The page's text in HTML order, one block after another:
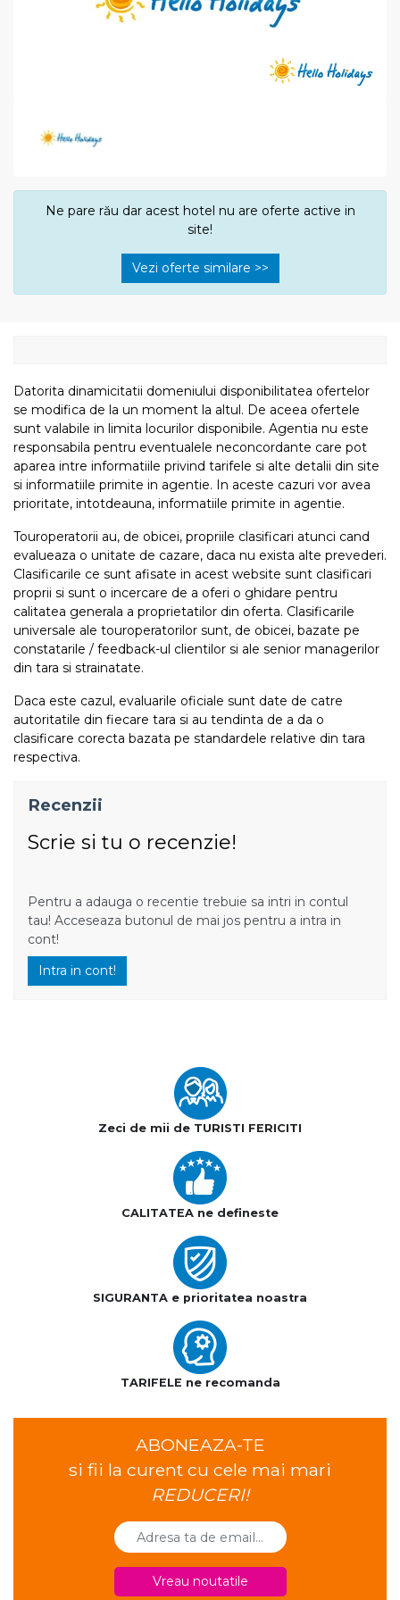
Ne pare rău dar acest hotel nu are oferte active in
site!
Vezi oferte similare >>
Datorita dinamicitatii domeniului disponibilitatea ofertelor
se modifica de la un moment la altul. De aceea ofertele
sunt valabile in limita locurilor disponibile. Agentia nu este
responsabila pentru eventualele neconcordante care pot
aparea intre informatiile privind tarifele si alte detalii din site
si informatiile primite in agentie. In aceste cazuri vor avea
prioritate, intotdeauna, informatiile primite in agentie.
Touroperatorii au, de obicei, propriile clasificari atunci cand
evalueaza o unitate de cazare, daca nu exista alte prevederi.
Clasificarile ce sunt afisate in acest website sunt clasificari
proprii si sunt o incercare de a oferi o ghidare pentru
calitatea generala a proprietatilor din oferta. Clasificarile
universale ale touroperatorilor sunt, de obicei, bazate pe
constatarile / feedback-ul clientilor si ale senior managerilor
din tara si strainatate.
Daca este cazul, evaluarile oficiale sunt date de catre
autoritatile din fiecare tara si au tendinta de a da o
clasificare corecta bazata pe standardele relative din tara
respectiva.
Recenzii
Scrie si tu o recenzie!
Pentru a adauga o recentie trebuie sa intri in contul
tau! Acceseaza butonul de mai jos pentru a intra in
cont!
Intra in cont!
Zeci de mii de TURISTI FERICITI
CALITATEA ne defineste
SIGURANTA e prioritatea noastra
TARIFELE ne recomanda
ABONEAZA-TE
si fii la curent cu cele mai mari
REDUCERI!
Vreau noutatile